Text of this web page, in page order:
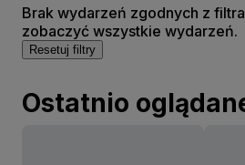
Brak wydarzeń zgodnych z
zobaczyć wszystkie wydarzeń.
Resetuj filtry
Ostatnio